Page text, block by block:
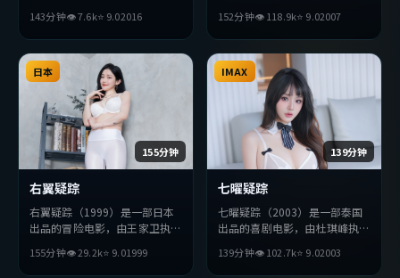
等主演。影片在叙事与视听上力
求突破，探讨人性与抉择，节奏
张弛有度，适合喜欢该类型的观
众完整观看。
143分钟👁7.6k⭐ 9.02016
演。影片在叙事与视听上力求突
破，探讨人性与抉择，节奏张弛
有度，适合喜欢该类型的观众完
整观看。
152分钟👁118.9k⭐ 9.02007
155分钟
日本
右翼疑踪
右翼疑踪（1999）是一部日本
出品的冒险电影，由王家卫执
演。影片在叙事与视听上力求突
155分钟👁29.2k⭐ 9.01999
139分钟
IMAX
七曜疑踪
七曜疑踪（2003）是一部泰国
出品的喜剧电影，由杜琪峰执
演。影片在叙事与视听上力求突
139分钟👁102.7k⭐ 9.02003